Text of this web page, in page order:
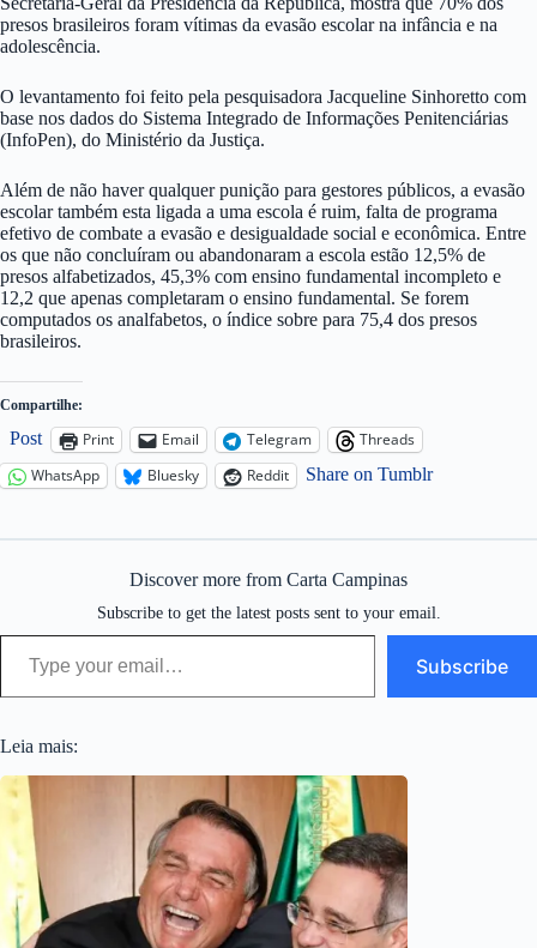
presos brasileiros foram vítimas da evasão escolar na infância e na
adolescência.
O levantamento foi feito pela pesquisadora Jacqueline Sinhoretto com
base nos dados do Sistema Integrado de Informações Penitenciárias
(InfoPen), do Ministério da Justiça.
Além de não haver qualquer punição para gestores públicos, a evasão
escolar também esta ligada a uma escola é ruim, falta de programa
efetivo de combate a evasão e desigualdade social e econômica. Entre
os que não concluíram ou abandonaram a escola estão 12,5% de
presos alfabetizados, 45,3% com ensino fundamental incompleto e
12,2 que apenas completaram o ensino fundamental. Se forem
computados os analfabetos, o índice sobre para 75,4 dos presos
brasileiros.
Compartilhe:
Post Print Email Telegram
Threads
WhatsApp
Bluesky Reddit Share on Tumblr
Discover more from Carta Campinas
Subscribe to get the latest posts sent to your email.
Type your email…
Subscribe
Leia mais: